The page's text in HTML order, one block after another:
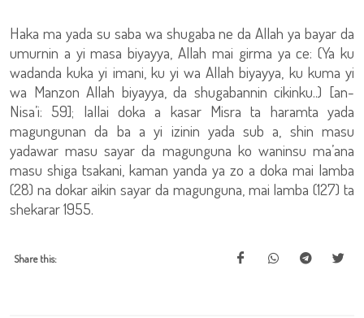
Haka ma yada su saba wa shugaba ne da Allah ya bayar da
umurnin a yi masa biyayya, Allah mai girma ya ce: (Ya ku
wadanda kuka yi imani, ku yi wa Allah biyayya, ku kuma yi
wa Manzon Allah biyayya, da shugabannin cikinku..) [an-
Nisa’i: 59]; lallai doka a kasar Misra ta haramta yada
magungunan da ba a yi izinin yada sub a, shin masu
yadawar masu sayar da magunguna ko waninsu ma’ana
masu shiga tsakani, kaman yanda ya zo a doka mai lamba
(28) na dokar aikin sayar da magunguna, mai lamba (127) ta
shekarar 1955.
Share this: